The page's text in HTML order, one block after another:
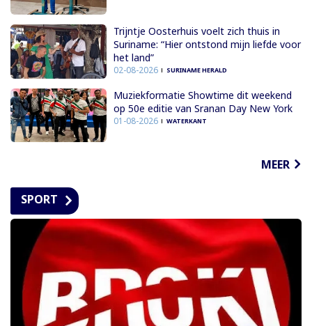
Trijntje Oosterhuis voelt zich thuis in
Suriname: “Hier ontstond mijn liefde voor
het land”
02-08-2026 SURINAME HERALD
Muziekformatie Showtime dit weekend
op 50e editie van Sranan Day New York
01-08-2026 WATERKANT
MEER
SPORT